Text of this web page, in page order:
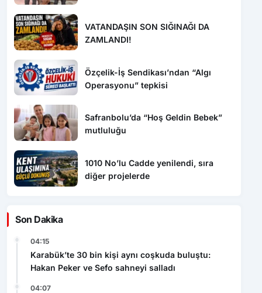
VATANDAŞIN SON SIĞINAĞI DA
ZAMLANDI!
Özçelik-İş Sendikası’ndan “Algı
Operasyonu” tepkisi
Safranbolu’da “Hoş Geldin Bebek”
mutluluğu
1010 No’lu Cadde yenilendi, sıra
diğer projelerde
Son Dakika
04:15
Karabük’te 30 bin kişi aynı coşkuda buluştu:
Hakan Peker ve Sefo sahneyi salladı
04:07